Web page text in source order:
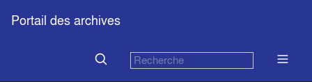
Portail des archives